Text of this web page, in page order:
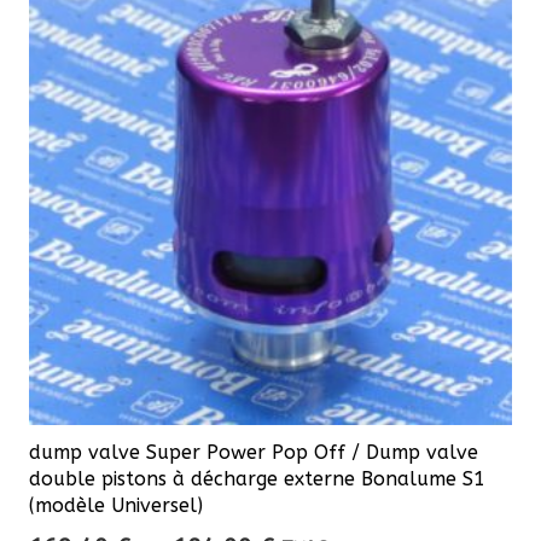
dump valve Super Power Pop Off / Dump valve
double pistons à décharge externe Bonalume S1
(modèle Universel)